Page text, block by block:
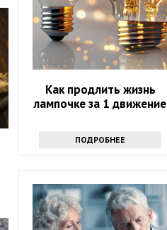
Как продлить жизнь
лампочке за 1 движение
ПОДРОБНЕЕ